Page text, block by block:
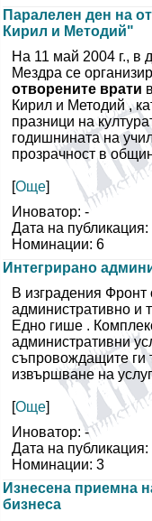
Паралелен ден на
Кирил и Методий"
На 11 май 2004 г., в
Мездра се
отворените врати
Кирил и Методий ,
празници на
годишнината на
прозрачност в
[Още]
Иноватор: -
Дата на
Номинации: 6
Интегрирано
В изградения
административно и
Едно гише .
административни
съпровождащите ги
извършване на
[Още]
Иноватор: -
Дата на
Номинации: 3
Изнесена приемна
бизнеса